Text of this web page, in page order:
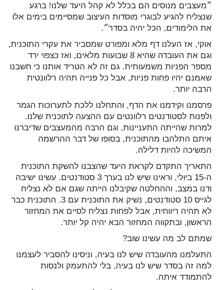
״מעצבים מנוסים הם בכלל לא קהל היעד שלנו! ברגע
שנצליח להגיע לבוגרי מוסדות העיצוב שמסיימים בימים אלו
את הלימודים, הכל יהיה בסדר״.
אוקי, אז העלנו דף מלא ומפורט שמסביר את עקרי התוכנית,
וגם את העובדה שהיא 8 שבועות מלאים, ואז כצפוי ירד
מספר הפניות משמעותית. גם זה לא הטריד אותנו כי חשבנו
שאמנם יהיו פחות פניות, אבל כל פנייה תהיה רלוונטית
הרבה יותר.
פרסמנו וקידמנו את הדף, והתחלנו ללכת לתערוכות הגמר
ולפנות לסטודנטים רלוונטים עם ההצעה לתוכנית שלנו.
למרות שהייתה התעניינות, וגם הרבה מהמעצבים שדיברנו
איתם התלהבו מהתוכנית, בסופו של דבר ההרשמה
המשיכה להיות דלילה.
התאריך התקדם לקראת היעד שהצבנו להשקת התוכנית
ה-15 ביולי, וראינו שיש לנו בערך 3 סטודנטים. עשינו ישיבה
ודנו במצב, וההחלטה שקיבלנו הייתה שגם אם לא נצליח
לגייס 10 סטודנטים, נשיק את התוכנית עם 3. התוכנית כבר
לא תהיה ריווחית, אבל לפחות נצליח לסיים את המחזור
הראשון, ובתקווה המחזור הבא יהיה קל יותר.
שמתם לב מה עשינו שוב?
התעלמנו מהעובדה שיש לנו בעיה, וניסינו להסביר לעצמנו
למה זה בסדר שיש לנו בעיה, בלי להתעמק ולנסות
להתמודד איתה.